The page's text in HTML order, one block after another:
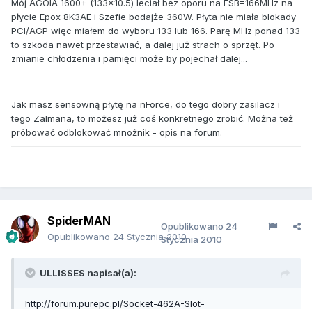
Mój AGOIA 1600+ (133x10.5) leciał bez oporu na FSB=166MHz na
płycie Epox 8K3AE i Szefie bodajże 360W. Płyta nie miała blokady
PCI/AGP więc miałem do wyboru 133 lub 166. Parę MHz ponad 133
to szkoda nawet przestawiać, a dalej już strach o sprzęt. Po
zmianie chłodzenia i pamięci może by pojechał dalej...
Jak masz sensowną płytę na nForce, do tego dobry zasilacz i
tego Zalmana, to możesz już coś konkretnego zrobić. Można też
próbować odblokować mnożnik - opis na forum.
SpiderMAN
Opublikowano 24 Stycznia 2010
Opublikowano 24
Stycznia 2010
ULLISSES napisał(a):
http://forum.purepc.pl/Socket-462A-Slot-